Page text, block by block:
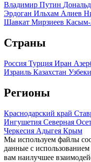
Владимир Путин
Эрдоган Ильхам Алиев
Шавкат Мирзиеев Касым-
Страны
Россия Турция Иран
Израиль Казахстан
Регионы
Краснодарский край
Ингушетия Северная
Черкесия Адыгея Крым
Мы используем файлы
данные с
вам наилучшее